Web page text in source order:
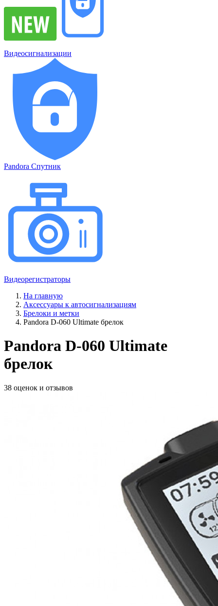
Видеосигнализации
Pandora Спутник
Видеорегистраторы
На главную
Аксессуары к автосигнализациям
Брелоки и метки
Pandora D-060 Ultimate брелок
Pandora D-060 Ultimate
брелок
38 оценок и отзывов